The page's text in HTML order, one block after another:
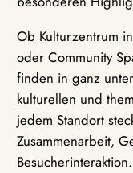
Ob Kulturzentrum
oder Community
finden in ganz
kulturellen und
jedem Standort
Zusammenarbeit,
Besucherinteraktion.